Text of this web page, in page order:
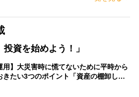
資を始めよう！」
用】大災害時に慌てないために平時から
きたい3つのポイント「資産の棚卸し…